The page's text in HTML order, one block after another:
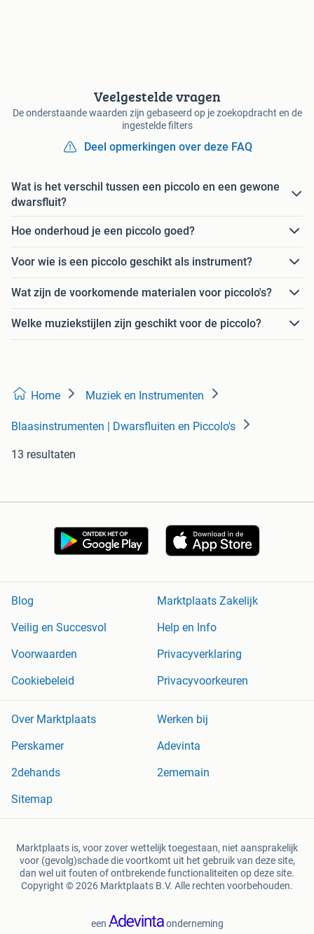
Veelgestelde vragen
De onderstaande waarden zijn gebaseerd op je zoekopdracht en de
ingestelde filters
Deel opmerkingen over deze FAQ
Wat is het verschil tussen een piccolo en een gewone
dwarsfluit?
Hoe onderhoud je een piccolo goed?
Voor wie is een piccolo geschikt als instrument?
Wat zijn de voorkomende materialen voor piccolo's?
Welke muziekstijlen zijn geschikt voor de piccolo?
Home Muziek en Instrumenten
Blaasinstrumenten | Dwarsfluiten en Piccolo's
13 resultaten
Blog
Marktplaats Zakelijk
Veilig en Succesvol
Help en Info
Voorwaarden
Privacyverklaring
Cookiebeleid
Privacyvoorkeuren
Over Marktplaats
Werken bij
Perskamer
Adevinta
2dehands
2ememain
Sitemap
Marktplaats is, voor zover wettelijk toegestaan, niet aansprakelijk
voor (gevolg)schade die voortkomt uit het gebruik van deze site,
dan wel uit fouten of ontbrekende functionaliteiten op deze site.
Copyright © 2026 Marktplaats B.V. Alle rechten voorbehouden.
een onderneming